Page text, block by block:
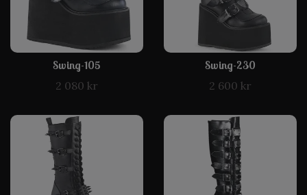
Swing-105
2 080 kr
Swing-230
2 600 kr